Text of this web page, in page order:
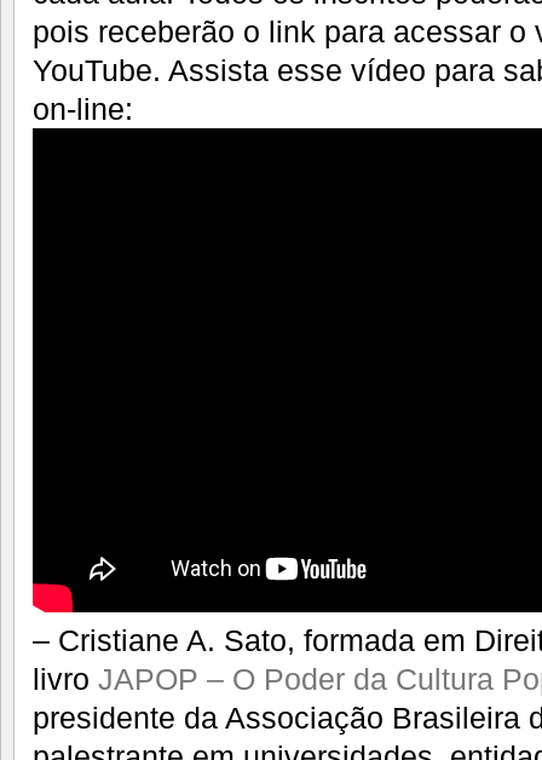
pois receberão o link para acessar o
YouTube. Assista esse vídeo para
on-line:
– Cristiane A. Sato, formada em
livro JAPOP – O Poder da Cultura
presidente da Associação Brasileira